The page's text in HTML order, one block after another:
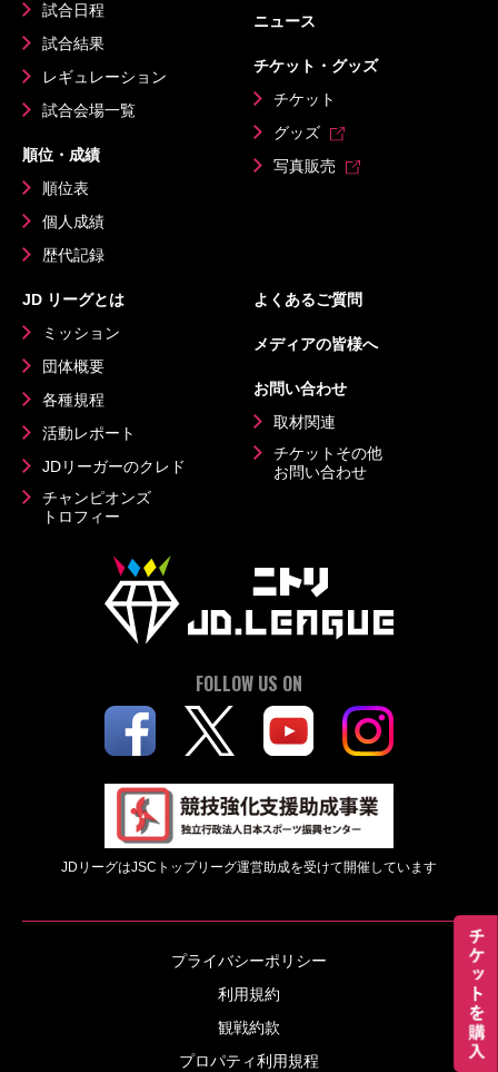
試合日程
試合結果
レギュレーション
試合会場一覧
順位・成績
順位表
個人成績
歴代記録
ニュース
チケット・グッズ
チケット
グッズ
写真販売
JD リーグとは
ミッション
団体概要
各種規程
活動レポート
JDリーガーのクレド
チャンピオンズ
トロフィー
よくあるご質問
メディアの皆様へ
お問い合わせ
取材関連
チケットその他
お問い合わせ
FOLLOW US ON
JDリーグはJSCトップリーグ運営助成を受けて開催しています
プライバシーポリシー
利用規約
観戦約款
プロパティ利用規程